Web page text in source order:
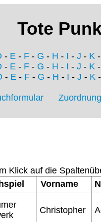
Tote
- E - F - G - H - I - J - K
- E - F - G - H - I - J - K
- E- F- G - H - I - J - K
Klick auf die
Vorname
Christopher